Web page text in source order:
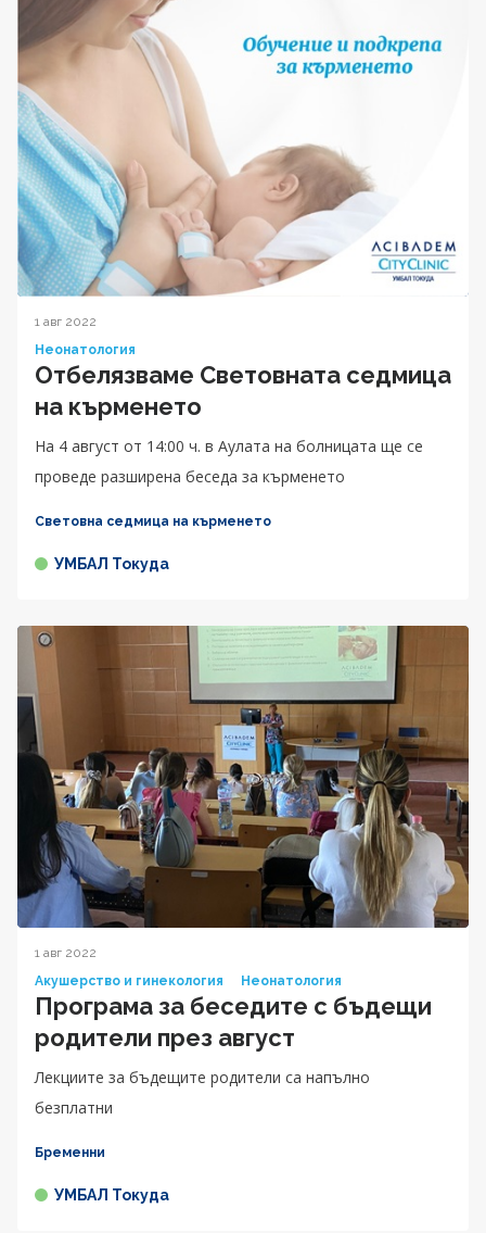
1 авг 2022
Неонатология
Отбелязваме Световната седмица
на кърменето
На 4 август от 14:00 ч. в Аулата на болницата ще се
проведе разширена беседа за кърменето
Световна седмица на кърменето
УМБАЛ Токуда
1 авг 2022
Акушерство и гинекология
Неонатология
Програма за беседите с бъдещи
родители през август
Лекциите за бъдещите родители са напълно
безплатни
Бременни
УМБАЛ Токуда